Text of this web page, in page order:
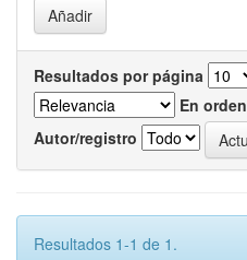
Resultados por página
En orden
Autor/registro
Resultados 1-1 de 1.